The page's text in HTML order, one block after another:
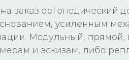
заказ ортопедический
усиленным
Модульный, прямой,
и эскизам, либо